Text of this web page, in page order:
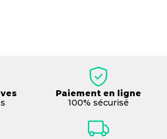
Paiement en ligne
100% sécurisé